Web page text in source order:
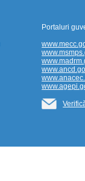
Portaluri